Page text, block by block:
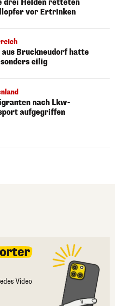
drei Helden retteten
vor Ertrinken
aus Bruckneudorf hatte
eilig
nach Lkw-
aufgegriffen
Video